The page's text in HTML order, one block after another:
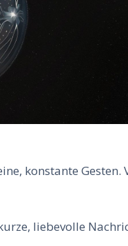
konstante
liebevolle